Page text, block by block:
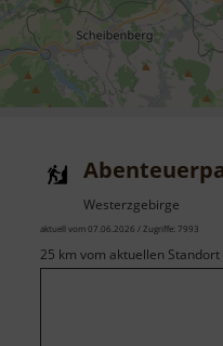
Westerzgebirge
aktuell vom 07.06.2026 / Zugriffe: 7993
25 km vom aktuellen Standort